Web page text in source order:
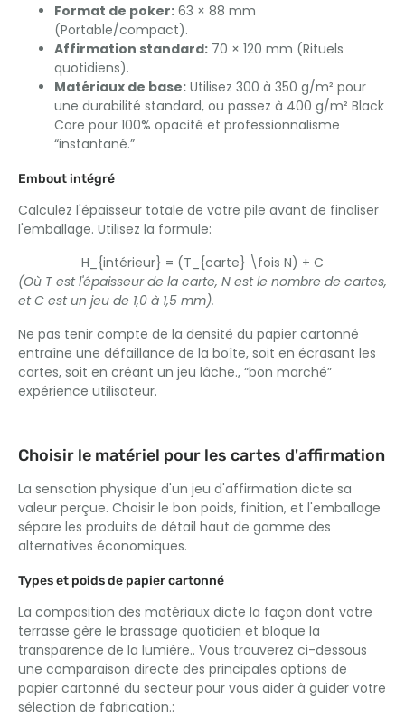
Format de poker: 63 × 88 mm
(Portable/compact).
Affirmation standard: 70 × 120 mm (Rituels
quotidiens).
Matériaux de base: Utilisez 300 à 350 g/m² pour
une durabilité standard, ou passez à 400 g/m² Black
Core pour 100% opacité et professionnalisme
“instantané.”
Embout intégré
Calculez l'épaisseur totale de votre pile avant de finaliser
l'emballage. Utilisez la formule:
H_{intérieur} = (T_{carte} \fois N) + C
(Où T est l'épaisseur de la carte, N est le nombre de cartes,
et C est un jeu de 1,0 à 1,5 mm).
Ne pas tenir compte de la densité du papier cartonné
entraîne une défaillance de la boîte, soit en écrasant les
cartes, soit en créant un jeu lâche., “bon marché”
expérience utilisateur.
Choisir le matériel pour les cartes d'affirmation
La sensation physique d'un jeu d'affirmation dicte sa
valeur perçue. Choisir le bon poids, finition, et l'emballage
sépare les produits de détail haut de gamme des
alternatives économiques.
Types et poids de papier cartonné
La composition des matériaux dicte la façon dont votre
terrasse gère le brassage quotidien et bloque la
transparence de la lumière.. Vous trouverez ci-dessous
une comparaison directe des principales options de
papier cartonné du secteur pour vous aider à guider votre
sélection de fabrication.: